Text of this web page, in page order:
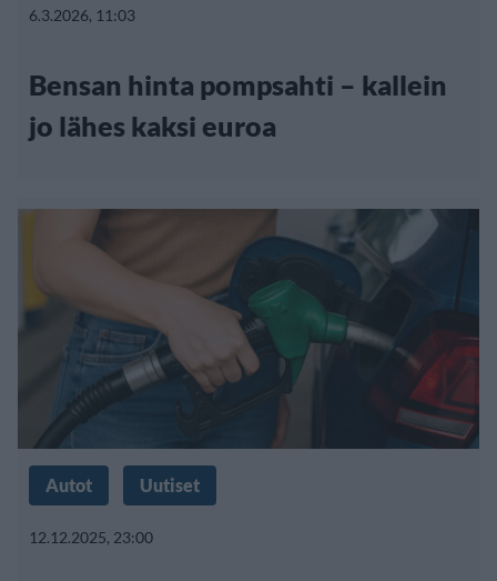
6.3.2026, 11:03
Bensan hinta pompsahti – kallein
jo lähes kaksi euroa
Autot Uutiset
12.12.2025, 23:00